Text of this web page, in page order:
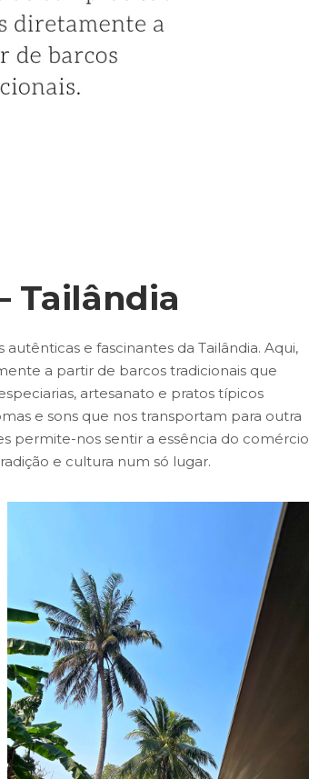
Tailândia
e fascinantes da Tailândia. Aqui,
a partir de barcos tradicionais que
artesanato e pratos típicos
e sons que nos transportam para outra
permite-nos sentir a essência do comércio
e cultura num só lugar.